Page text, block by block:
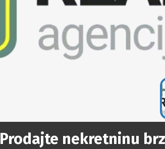
Prodajte nekretninu